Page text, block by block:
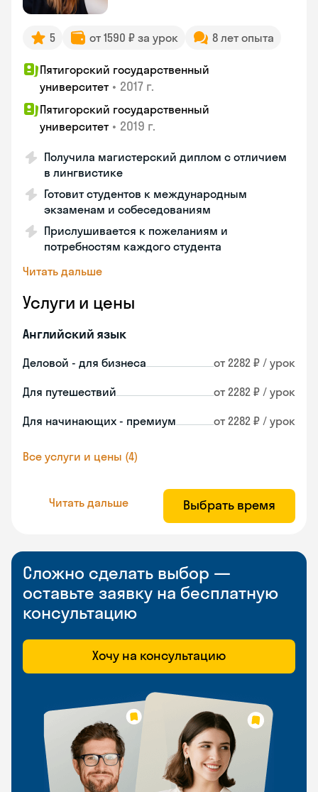
5 от 1590 ₽ за урок 8 лет опыта
Пятигорский государственный
университет • 2017 г.
Пятигорский государственный
университет • 2019 г.
Получила магистерский диплом с отличием
в лингвистике
Готовит студентов к международным
экзаменам и собеседованиям
Прислушивается к пожеланиям и
потребностям каждого студента
Читать дальше
Услуги и цены
Английский язык
Деловой - для бизнеса от 2282 ₽ / урок
Для путешествий от 2282 ₽ / урок
Для начинающих - премиум от 2282 ₽ / урок
Все услуги и цены (4)
Читать дальше Выбрать время
Сложно сделать выбор —
оставьте заявку на бесплатную
консультацию
Хочу на консультацию